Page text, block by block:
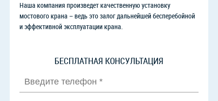
Наша компания произведет качественную установку
мостового крана – ведь это залог дальнейшей бесперебойной
и эффективной эксплуатации крана.
БЕСПЛАТНАЯ КОНСУЛЬТАЦИЯ